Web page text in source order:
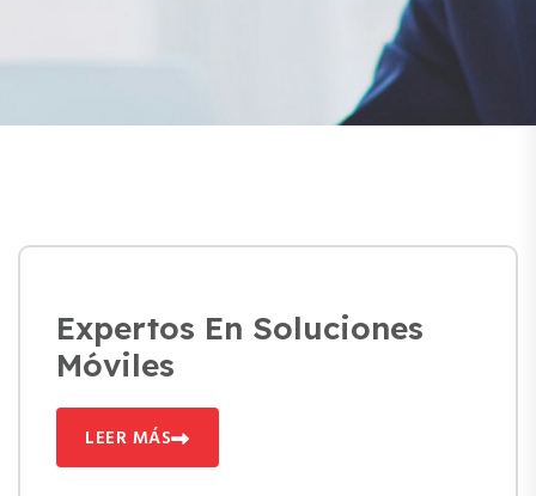
Expertos En Soluciones
Móviles
LEER MÁS